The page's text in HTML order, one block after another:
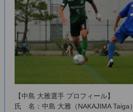
【中島 大雅選手 プロフィール】
氏 名：中島 大雅（NAKAJIMA Taiga）